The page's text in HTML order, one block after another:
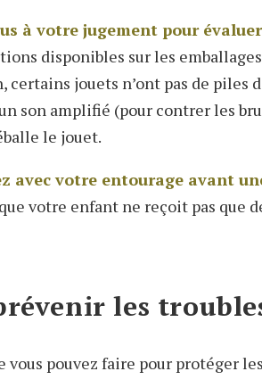
à votre jugement pour
disponibles sur les
certains jouets n’ont pas de piles
son amplifié (pour contrer les
le jouet.
avec votre entourage avant
votre enfant ne reçoit pas que
les
vous pouvez faire pour protéger